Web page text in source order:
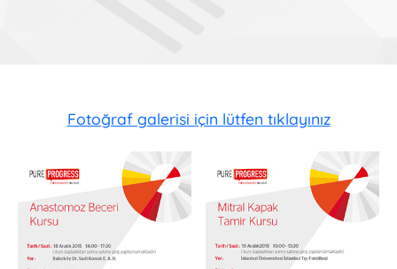
Fotoğraf galerisi için lütfen tıklayınız